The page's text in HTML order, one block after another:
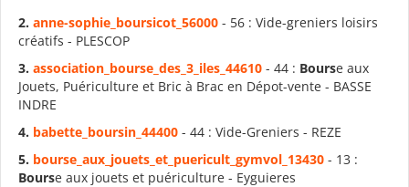
2. anne-sophie_ boursicot_56000 - 56 : Vide-greniers loisirs
créatifs - PLESCOP
3. association_ bourse_des_3_iles_44610 - 44 : Bourse aux
Jouets, Puériculture et Bric à Brac en Dépot-vente - BASSE
INDRE
4. babette_ boursin_44400 - 44 : Vide-Greniers - REZE
5. bourse_aux_jouets_et_puericult_gymvol_13430 - 13 :
Bourse aux jouets et puériculture - Eyguieres